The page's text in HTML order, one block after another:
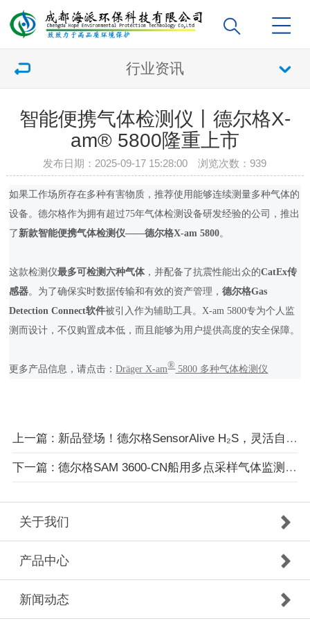
行业资讯
智能便携气体检测仪丨德尔格X-
am® 5800隆重上市
发布日期：2025-09-17 15:28:00 浏览次数： 939
如果工作场所存在多种有害物质，推荐使用能够连续测量多种气体的
设备。德尔格作为拥有超过75年气体检测设备研发经验的公司，推出
了新款智能便携气体检测仪——德尔格X-am 5800。
这款检测仪最多可检测六种气体，并配备了抗震性能出众的CatEx传
感器。为了确保实时数据传输和有效的资产管理，德尔格Gas
Detection Connect软件被引入作为辅助工具。X-am 5800专为个人监
测而设计，不仅购置成本低，而且能够为用户提供高度的安全保障。
更多产品信息，请点击：Dräger X-am®5800 多种气体检测仪
上一篇 : 新品登场！德尔格SensorAlive H₂S，灵活自检，守护油气安全的新利器
下一篇 : 德尔格SAM 3600-CN船用多点采样气体监测系统上市
关于我们
产品中心
新闻动态